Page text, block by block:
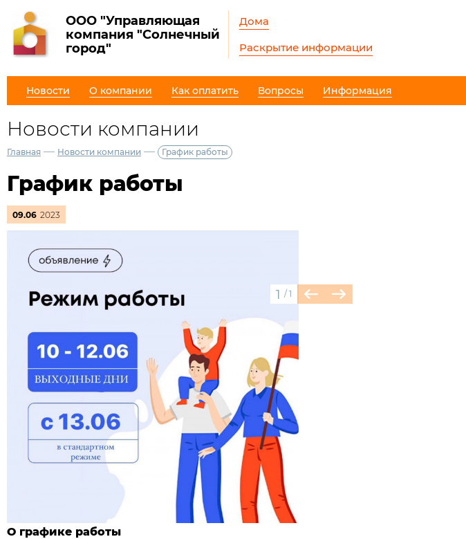
ООО "Управляющая
компания "Солнечный
город"
Дома
Раскрытие информации
Новости О компании Как оплатить Вопросы Информация
Новости компании
Главная — Новости компании — График работы
График работы
09.06 2023
1 / 1
О графике работы